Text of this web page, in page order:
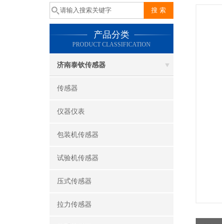
产品分类
PRODUCT CLASSIFICATION
济南泰钦传感器
传感器
仪器仪表
包装机传感器
试验机传感器
压式传感器
拉力传感器